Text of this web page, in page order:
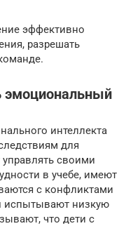
эффективно
разрешать
эмоциональный
интеллекта
для
своими
в учебе, имеют
с конфликтами
испытывают низкую
что дети с